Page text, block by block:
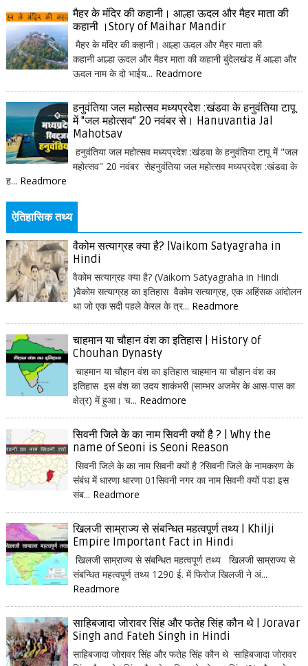
मैहर के मंदिर की कहानी। आल्हा ऊदल और मैहर माता की
कहानी ।Story of Maihar Mandir
मैहर के मंदिर की कहानी। आल्हा ऊदल और मैहर माता की
कहानी आल्हा ऊदल और मैहर माता की कहानी बुंदेलखंड में आल्हा और
ऊदल नाम के दो भाईय... Readmore
हनुवंतिया जल महोत्सव मध्यप्रदेश :खंडवा के हनुवंतिया टापू
में "जल महोत्सव" 20 नवंबर से। Hanuvantia Jal
Mahotsav
हनुवंतिया जल महोत्सव मध्यप्रदेश :खंडवा के हनुवंतिया टापू में "जल
महोत्सव" 20 नवंबर सेहनुवंतिया जल महोत्सव मध्यप्रदेश :खंडवा के
ह... Readmore
ऐतिहासिक तथ्य
वैकोम सत्याग्रह क्या है? |Vaikom Satyagraha in
Hindi
वैकोम सत्याग्रह क्या है? (Vaikom Satyagraha in Hindi
)वैकोम सत्याग्रह का इतिहास वैकोम सत्याग्रह, एक अहिंसक आंदोलन
था जो एक सदी पहले केरल के त्र... Readmore
चाहमान या चौहान वंश का इतिहास | History of
Chouhan Dynasty
चाहमान या चौहान वंश का इतिहास चाहमान या चौहान वंश का
इतिहास इस वंश का उदय शाकंभरी (साम्भर अजमेर के आस-पास का
क्षेत्र) में हुआ। च... Readmore
सिवनी जिले के का नाम सिवनी क्यों है ? | Why the
name of Seoni is Seoni Reason
सिवनी जिले के का नाम सिवनी क्यों है ?सिवनी जिले के नामकरण के
संबंध में धारणा धारणा 01सिवनी नगर का नाम सिवनी क्यों पडा इस
संब... Readmore
खिलजी साम्राज्य से संबन्धित महत्वपूर्ण तथ्य | Khilji
Empire Important Fact in Hindi
खिलजी साम्राज्य से संबन्धित महत्वपूर्ण तथ्य खिलजी साम्राज्य से
संबन्धित महत्वपूर्ण तथ्य 1290 ई. में फिरोज खिलजी ने अं...
Readmore
साहिबजादा जोरावर सिंह और फतेह सिंह कौन थे | Joravar
Singh and Fateh Singh in Hindi
साहिबजादा जोरावर सिंह और फतेह सिंह कौन थे साहिबजादा जोरावर